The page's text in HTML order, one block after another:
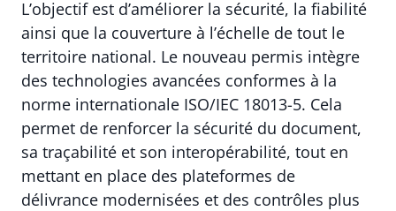
L’objectif est d’améliorer la sécurité, la fiabilité
ainsi que la couverture à l’échelle de tout le
territoire national. Le nouveau permis intègre
des technologies avancées conformes à la
norme internationale ISO/IEC 18013-5. Cela
permet de renforcer la sécurité du document,
sa traçabilité et son interopérabilité, tout en
mettant en place des plateformes de
délivrance modernisées et des contrôles plus